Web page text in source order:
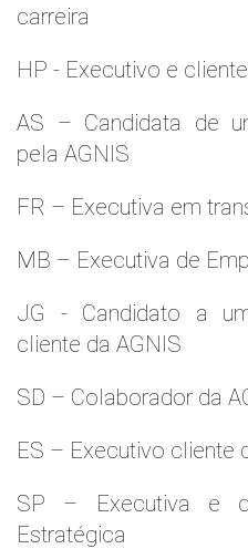
carreira
HP - Executivo e
AS – Candidata de
pela AGNIS
FR – Executiva em
MB – Executiva de
JG - Candidato a
cliente da AGNIS
SD – Colaborador da
ES – Executivo cliente
SP – Executiva e
Estratégica